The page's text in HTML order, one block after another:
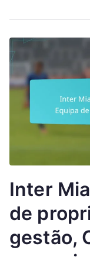
Inter
de
gestão,